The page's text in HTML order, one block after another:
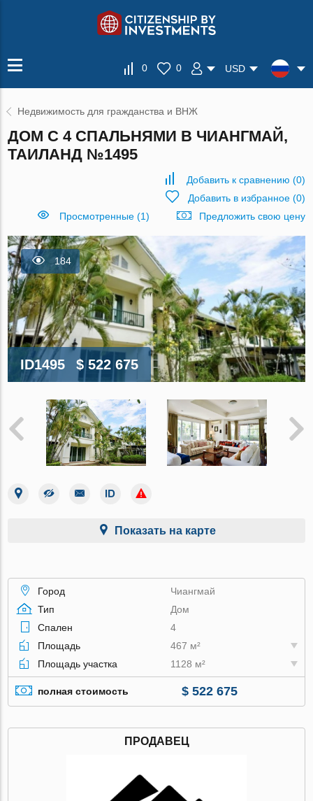
0 0 USD
Недвижимость для гражданства и ВНЖ
ДОМ С 4 СПАЛЬНЯМИ В ЧИАНГМАЙ,
ТАИЛАНД №1495
Добавить к сравнению (0)
Добавить в избранное(0)
Просмотренные (1)
Предложить свою цену
184
ID1495 $ 522 675
Показать на карте
Город
Чиангмай
Тип
Дом
Спален
4
Площадь
467 м²
Площадь участка
1128 м²
полная стоимость $ 522 675
ПРОДАВЕЦ